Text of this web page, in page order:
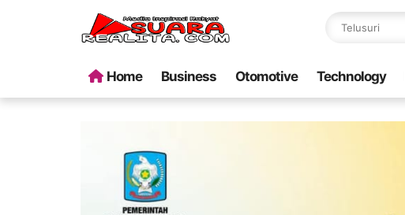
Home Business Otomotive Technology